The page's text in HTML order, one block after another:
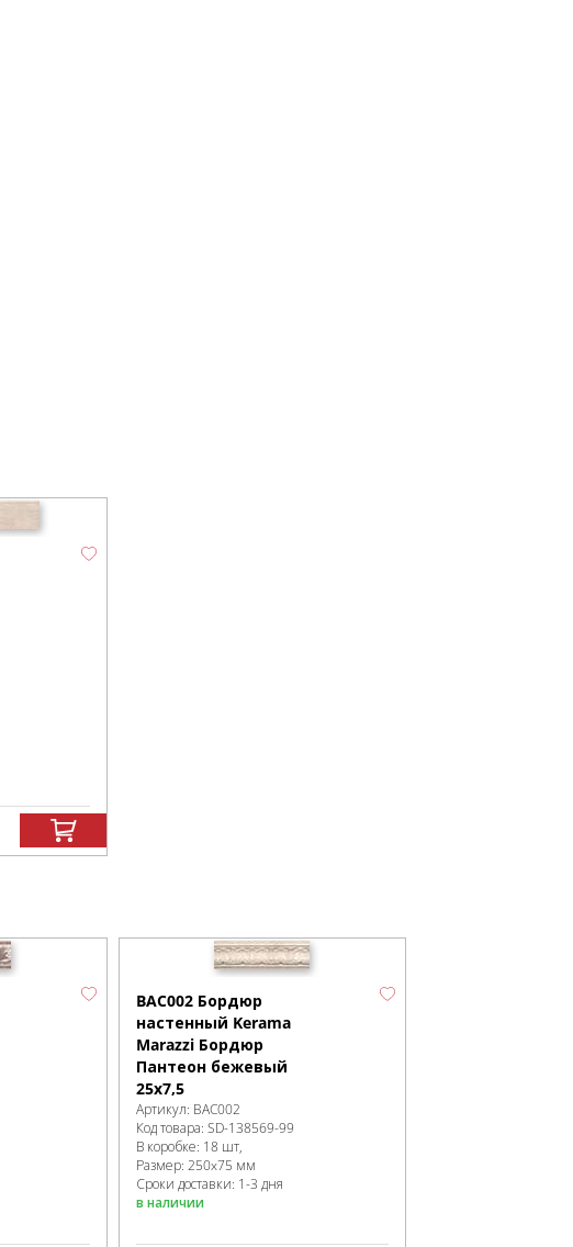
BAC002 Бордюр
настенный Kerama
Marazzi Бордюр
Пантеон бежевый
25х7,5
Артикул: BAC002
Код товара: SD-138569-99
В коробке: 18 шт,
Размер: 250x75 мм
Сроки доставки: 1-3 дня
в наличии